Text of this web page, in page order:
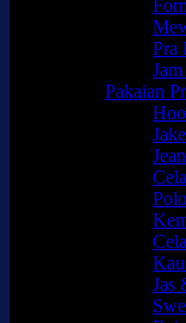
Pra
Pakaian
Jas